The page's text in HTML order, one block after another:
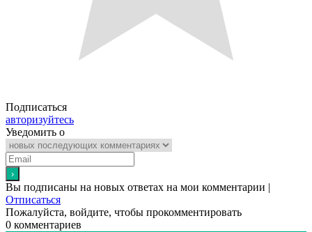
Подписаться
авторизуйтесь
Уведомить о
Вы подписаны на новых ответах на мои комментарии |
Отписаться
Пожалуйста, войдите, чтобы прокомментировать
0 комментариев